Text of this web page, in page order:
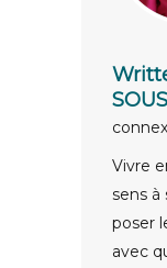
Vivre
sens à
poser
avec